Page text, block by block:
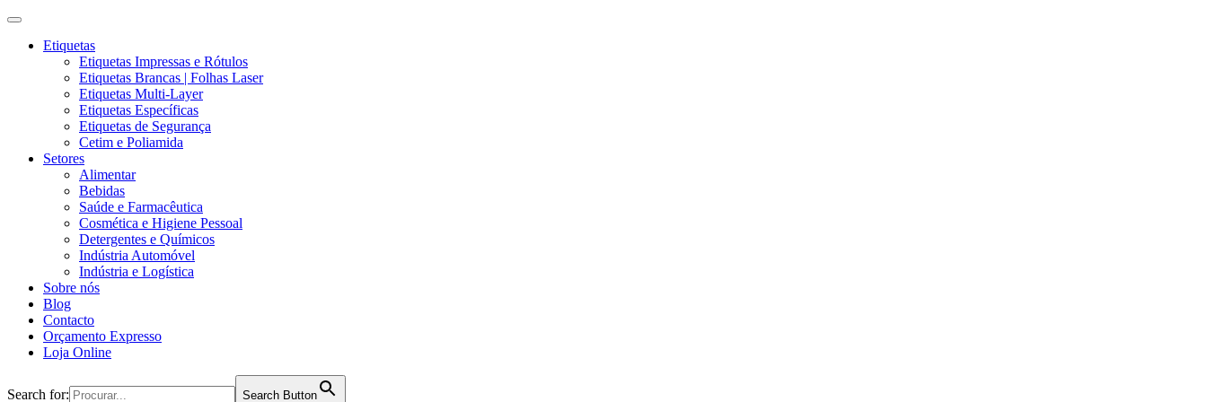
Etiquetas
Etiquetas Impressas e Rótulos
Etiquetas Brancas | Folhas Laser
Etiquetas Multi-Layer
Etiquetas Específicas
Etiquetas de Segurança
Cetim e Poliamida
Setores
Alimentar
Bebidas
Saúde e Farmacêutica
Cosmética e Higiene Pessoal
Detergentes e Químicos
Indústria Automóvel
Indústria e Logística
Sobre nós
Blog
Contacto
Orçamento Expresso
Loja Online
Search for: Search Button